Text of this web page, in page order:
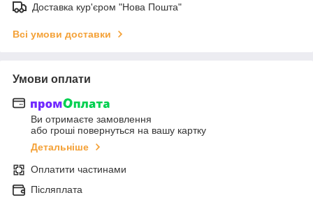
Доставка кур'єром "Нова Пошта"
Всі умови доставки
Умови оплати
Ви отримаєте замовлення
або гроші повернуться на вашу картку
Детальніше
Оплатити частинами
Післяплата